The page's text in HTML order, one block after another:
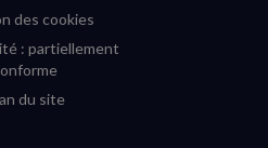
des cookies
: partiellement
du site